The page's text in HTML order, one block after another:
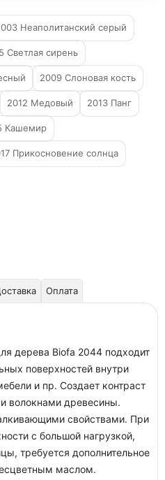
Неаполитанский серый
Светлая сирень
2009 Слоновая кость
2012 Медовый 2013 Панг
Кашемир
Прикосновение солнца
Оплата
дерева Biofa 2044 подходит
поверхностей внутри
и пр. Создает контраст
волокнами древесины.
свойствами. При
с большой нагрузкой,
требуется дополнительное
маслом.